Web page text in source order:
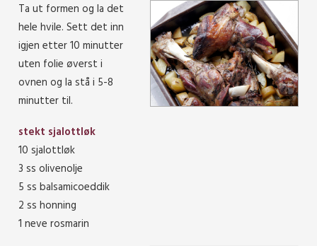
Ta ut formen og la det
hele hvile. Sett det inn
igjen etter 10 minutter
uten folie øverst i
ovnen og la stå i 5-8
minutter til.
stekt sjalottløk
10 sjalottløk
3 ss olivenolje
5 ss balsamicoeddik
2 ss honning
1 neve rosmarin